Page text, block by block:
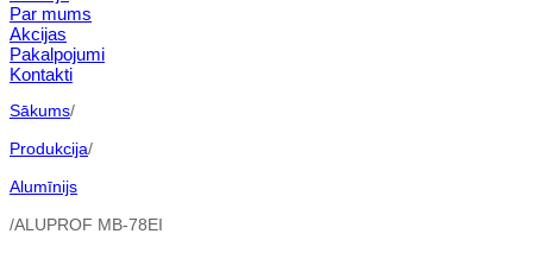
Par mums
Akcijas
Pakalpojumi
Kontakti
Sākums/
Produkcija/
Alumīnijs
/ALUPROF MB-78EI